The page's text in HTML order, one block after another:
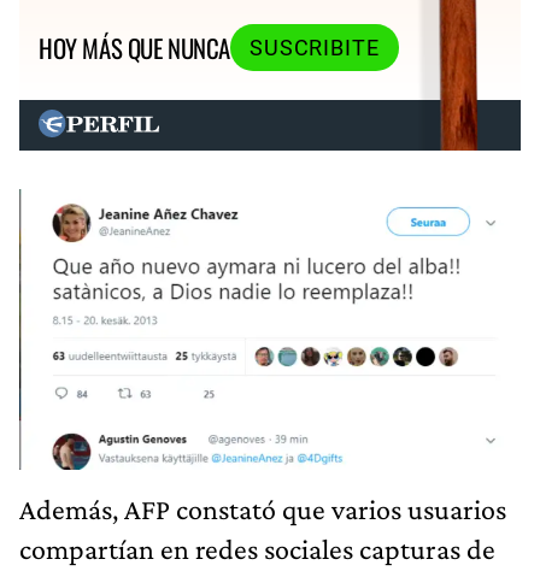
HOY MÁS QUE NUNCA
SUSCRIBITE
Además, AFP constató que varios usuarios
compartían en redes sociales capturas de